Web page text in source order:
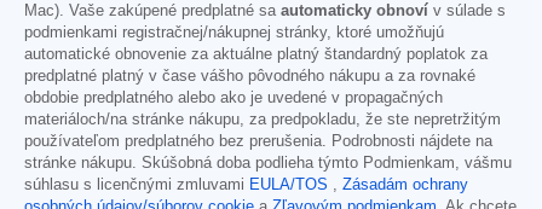
Mac). Vaše zakúpené predplatné sa automaticky obnoví v súlade s
podmienkami registračnej/nákupnej stránky, ktoré umožňujú
automatické obnovenie za aktuálne platný štandardný poplatok za
predplatné platný v čase vášho pôvodného nákupu a za rovnaké
obdobie predplatného alebo ako je uvedené v propagačných
materiáloch/na stránke nákupu, za predpokladu, že ste nepretržitým
používateľom predplatného bez prerušenia. Podrobnosti nájdete na
stránke nákupu. Skúšobná doba podlieha týmto Podmienkam, vášmu
súhlasu s licenčnými zmluvami EULA/TOS , Zásadám ochrany